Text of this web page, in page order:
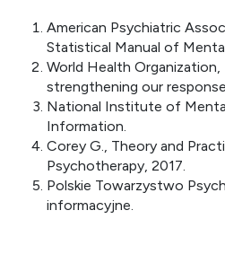
American Psychiatric
Statistical Manual of
World Health Organization,
strengthening our response.
National Institute of
Information.
Corey G., Theory and
Psychotherapy, 2017.
Polskie Towarzystwo
informacyjne.